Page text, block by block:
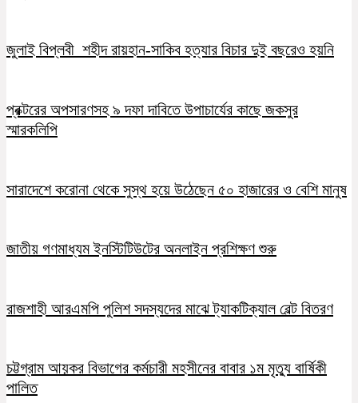
জুলাই বিপ্লবী শহীদ রায়হান-সাকিব হত্যার বিচার দুই বছরেও হয়নি
প্রক্টরের অপসারণসহ ৯ দফা দাবিতে উপাচার্যের কাছে জকসুর
স্মারকলিপি
সারাদেশে করোনা থেকে সুস্থ হয়ে উঠেছেন ৫০ হাজারের ও বেশি মানুষ
জাতীয় গণমাধ্যম ইনস্টিটিউটের অনলাইন প্রশিক্ষণ শুরু
রাজশাহী আরএমপি পুলিশ সদস্যদের মাঝে ট্যাকটিক্যাল বেল্ট বিতরণ
চট্টগ্রাম আয়কর বিভাগের কর্মচারী মহসীনের বাবার ১ম মৃত্যু বার্ষিকী
পালিত